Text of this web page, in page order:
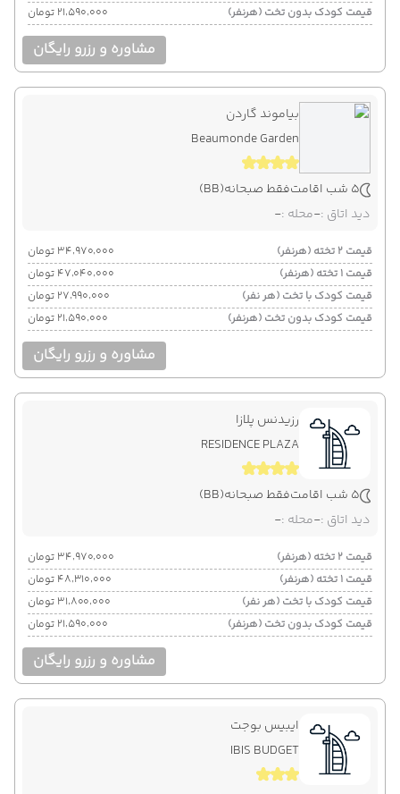
قیمت کودک بدون تخت (هرنفر)
۲۱٬۵۹۰٬۰۰۰ تومان
مشاوره و رزرو رایگان
بیاموند گاردن
Beaumonde Garden
5 شب اقامت فقط صبحانه(BB)
دید اتاق :-محله :-
قیمت 2 تخته (هرنفر)
۳۴٬۹۷۰٬۰۰۰ تومان
قیمت 1 تخته (هرنفر)
۴۷٬۰۴۰٬۰۰۰ تومان
قیمت کودک با تخت (هر نفر)
۲۷٬۹۹۰٬۰۰۰ تومان
قیمت کودک بدون تخت (هرنفر)
۲۱٬۵۹۰٬۰۰۰ تومان
مشاوره و رزرو رایگان
رزیدنس پلازا
RESIDENCE PLAZA
5 شب اقامت فقط صبحانه(BB)
دید اتاق :-محله :-
قیمت 2 تخته (هرنفر)
۳۴٬۹۷۰٬۰۰۰ تومان
قیمت 1 تخته (هرنفر)
۴۸٬۳۱۰٬۰۰۰ تومان
قیمت کودک با تخت (هر نفر)
۳۱٬۸۰۰٬۰۰۰ تومان
قیمت کودک بدون تخت (هرنفر)
۲۱٬۵۹۰٬۰۰۰ تومان
مشاوره و رزرو رایگان
ایبیس بوجت
IBIS BUDGET